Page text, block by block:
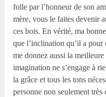
folle par l’honneur de son
mère, vous le faites devenir
ces bois. En vérité, ma
que l’inclination qu’il a
me donnez aussi la
imagination ne s’engage à
la grâce et tous les tons
personne non seulement très